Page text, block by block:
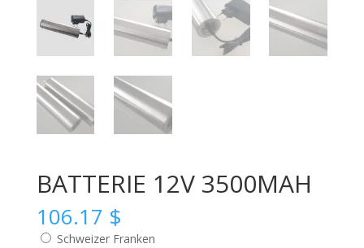
BATTERIE 12V 3500MAH
106.17 $
Schweizer Franken